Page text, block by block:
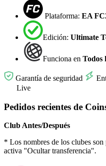
Plataforma: EA
Edición: Ultimate
Funciona en Todos
Garantía de seguridad
Live
Pedidos recientes de
Club Antes/Después
* Los nombres de los clubes
activa "Ocultar transferencia".